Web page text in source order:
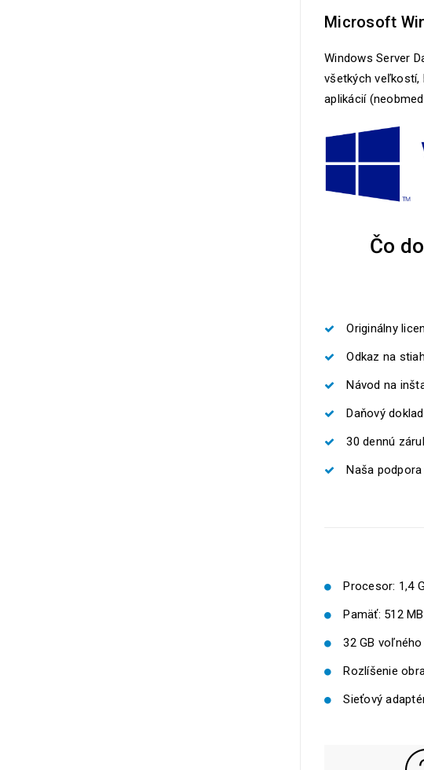
Microsoft
Windows Server
všetkých veľkostí,
aplikácií
Čo
Originálny
Odkaz na
Návod na
Daňový
30 dennú
Naša
Procesor: 1,4
Pamäť: 512 MB
32 GB
Rozlíšenie
Sieťový